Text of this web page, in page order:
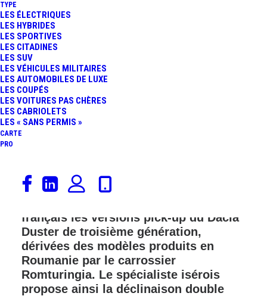
TYPE
LES ÉLECTRIQUES
LES HYBRIDES
LES SPORTIVES
LES CITADINES
LES SUV
LES VÉHICULES MILITAIRES
LES AUTOMOBILES DE LUXE
LES COUPÉS
LES VOITURES PAS CHÈRES
LES CABRIOLETS
LES « SANS PERMIS »
CARTE
PRO
Borel, acteur historique de la
transformation GPL en France, élargit
français les versions pick‑up du Dacia
Duster de troisième génération,
dérivées des modèles produits en
Roumanie par le carrossier
Romturingia. Le spécialiste isérois
propose ainsi la déclinaison double